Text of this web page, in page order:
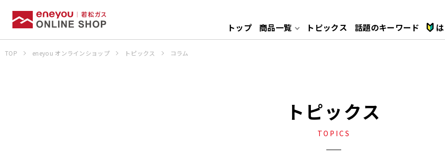
トップ 商品一覧
ガス衣類乾燥機
トピックス 話題のキーワード
TOP eneyou オンラインショップ トピックス コラム
トピックス
TOPICS